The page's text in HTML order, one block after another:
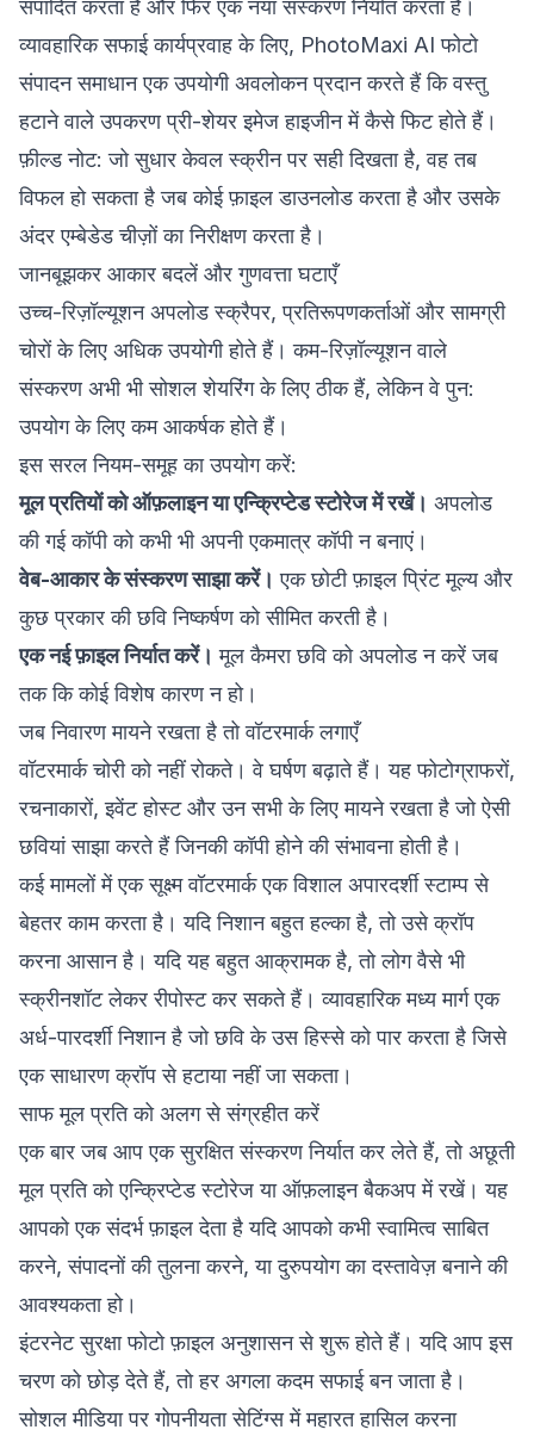
संपादित करता है और फिर एक नया संस्करण निर्यात करता है।
व्यावहारिक सफाई कार्यप्रवाह के लिए, PhotoMaxi AI फोटो
संपादन समाधानएक उपयोगी अवलोकन प्रदान करते हैं कि वस्तु
हटाने वाले उपकरण प्री-शेयर इमेज हाइजीन में कैसे फिट होते हैं।
फ़ील्ड नोट: जो सुधार केवल स्क्रीन पर सही दिखता है, वह तब
विफल हो सकता है जब कोई फ़ाइल डाउनलोड करता है और उसके
अंदर एम्बेडेड चीज़ों का निरीक्षण करता है।
जानबूझकर आकार बदलें और गुणवत्ता घटाएँ
उच्च-रिज़ॉल्यूशन अपलोड स्क्रैपर, प्रतिरूपणकर्ताओं और सामग्री
चोरों के लिए अधिक उपयोगी होते हैं। कम-रिज़ॉल्यूशन वाले
संस्करण अभी भी सोशल शेयरिंग के लिए ठीक हैं, लेकिन वे पुन:
उपयोग के लिए कम आकर्षक होते हैं।
इस सरल नियम-समूह का उपयोग करें:
मूल प्रतियों को ऑफ़लाइन या एन्क्रिप्टेड स्टोरेज में रखें। अपलोड
की गई कॉपी को कभी भी अपनी एकमात्र कॉपी न बनाएं।
वेब-आकार के संस्करण साझा करें। एक छोटी फ़ाइल प्रिंट मूल्य और
कुछ प्रकार की छवि निष्कर्षण को सीमित करती है।
एक नई फ़ाइल निर्यात करें। मूल कैमरा छवि को अपलोड न करें जब
तक कि कोई विशेष कारण न हो।
जब निवारण मायने रखता है तो वॉटरमार्क लगाएँ
वॉटरमार्क चोरी को नहीं रोकते। वे घर्षण बढ़ाते हैं। यह फोटोग्राफरों,
रचनाकारों, इवेंट होस्ट और उन सभी के लिए मायने रखता है जो ऐसी
छवियां साझा करते हैं जिनकी कॉपी होने की संभावना होती है।
कई मामलों में एक सूक्ष्म वॉटरमार्क एक विशाल अपारदर्शी स्टाम्प से
बेहतर काम करता है। यदि निशान बहुत हल्का है, तो उसे क्रॉप
करना आसान है। यदि यह बहुत आक्रामक है, तो लोग वैसे भी
स्क्रीनशॉट लेकर रीपोस्ट कर सकते हैं। व्यावहारिक मध्य मार्ग एक
अर्ध-पारदर्शी निशान है जो छवि के उस हिस्से को पार करता है जिसे
एक साधारण क्रॉप से हटाया नहीं जा सकता।
साफ मूल प्रति को अलग से संग्रहीत करें
एक बार जब आप एक सुरक्षित संस्करण निर्यात कर लेते हैं, तो अछूती
मूल प्रति को एन्क्रिप्टेड स्टोरेज या ऑफ़लाइन बैकअप में रखें। यह
आपको एक संदर्भ फ़ाइल देता है यदि आपको कभी स्वामित्व साबित
करने, संपादनों की तुलना करने, या दुरुपयोग का दस्तावेज़ बनाने की
आवश्यकता हो।
इंटरनेट सुरक्षा फोटो फ़ाइल अनुशासन से शुरू होते हैं। यदि आप इस
चरण को छोड़ देते हैं, तो हर अगला कदम सफाई बन जाता है।
सोशल मीडिया पर गोपनीयता सेटिंग्स में महारत हासिल करना